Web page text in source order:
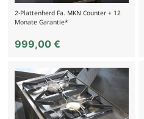
2-Plattenherd Fa. MKN Counter + 12
Monate Garantie*
999,00 €